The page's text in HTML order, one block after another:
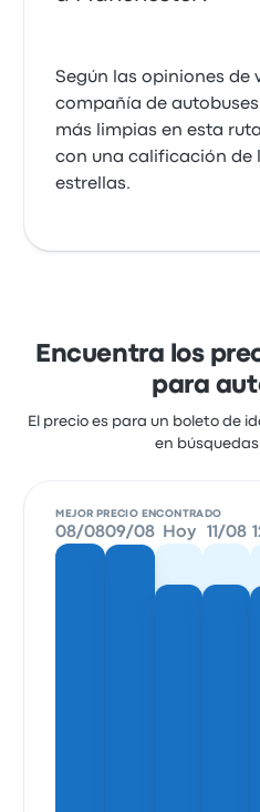
Según las opiniones de
compañía de
más limpias en esta
con una calificación de
estrellas.
Encuentra los
para
El precio es para un boleto de
en
MEJOR PRECIO ENCONTRADO
08/0809/08 Hoy 11/08